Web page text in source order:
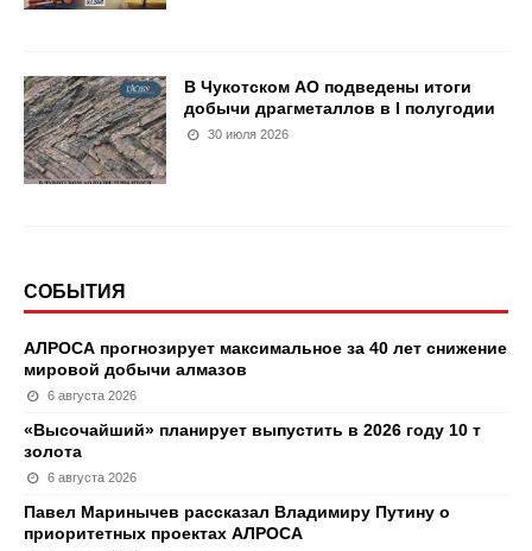
В Чукотском АО подведены итоги
добычи драгметаллов в I полугодии
30 июля 2026
СОБЫТИЯ
АЛРОСА прогнозирует максимальное за 40 лет снижение
мировой добычи алмазов
6 августа 2026
«Высочайший» планирует выпустить в 2026 году 10 т
золота
6 августа 2026
Павел Маринычев рассказал Владимиру Путину о
приоритетных проектах АЛРОСА